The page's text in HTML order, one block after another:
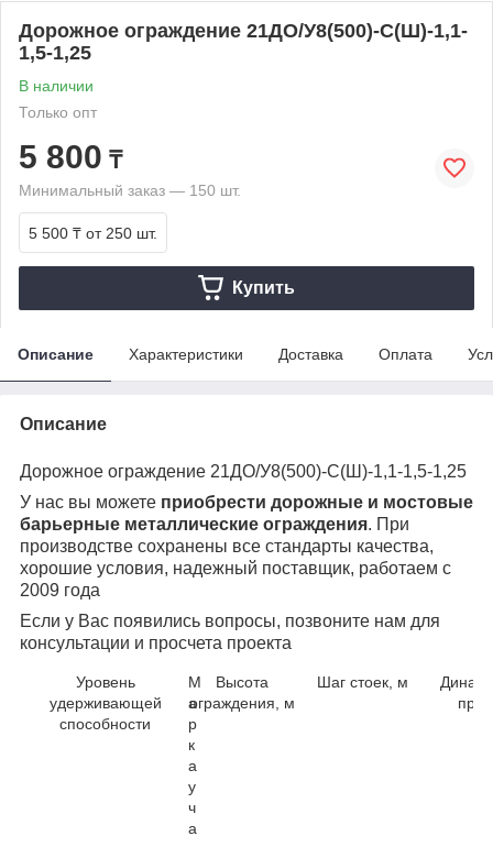
Дорожное ограждение 21ДО/У8(500)-С(Ш)-1,1-
1,5-1,25
В наличии
Только опт
5 800 ₸
Минимальный заказ — 150 шт.
5 500 ₸ от 250 шт.
Купить
Описание Характеристики Доставка Оплата
Описание
Дорожное ограждение 21ДО/У8(500)-С(Ш)-1,1-1,5-1,25
У нас вы можете приобрести дорожные и мостовые
барьерные металлические ограждения. При
производстве сохранены все стандарты качества,
хорошие условия, надежный поставщик, работаем с
2009 года
Если у Вас появились вопросы, позвоните нам для
консультации и просчета проекта
Уровень
удерживающей
способности
М
а
р
к
а
у
ч
а
Высота
ограждения, м
Шаг стоек, м